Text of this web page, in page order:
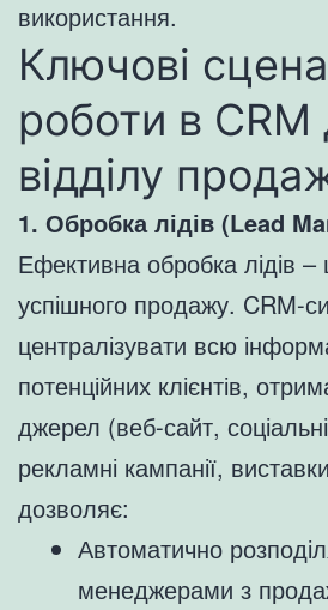
використання.
Ключові
роботи в CRM
відділу
1. Обробка лідів (Lead
Ефективна обробка лідів
успішного продажу. CRM-
централізувати всю
потенційних клієнтів,
джерел (веб-сайт,
рекламні кампанії,
дозволяє:
Автоматично
менеджерами з